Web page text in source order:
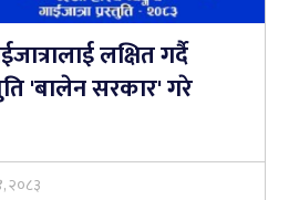
लक्षित गर्दै
'बालेन सरकार' गरे
२०८३